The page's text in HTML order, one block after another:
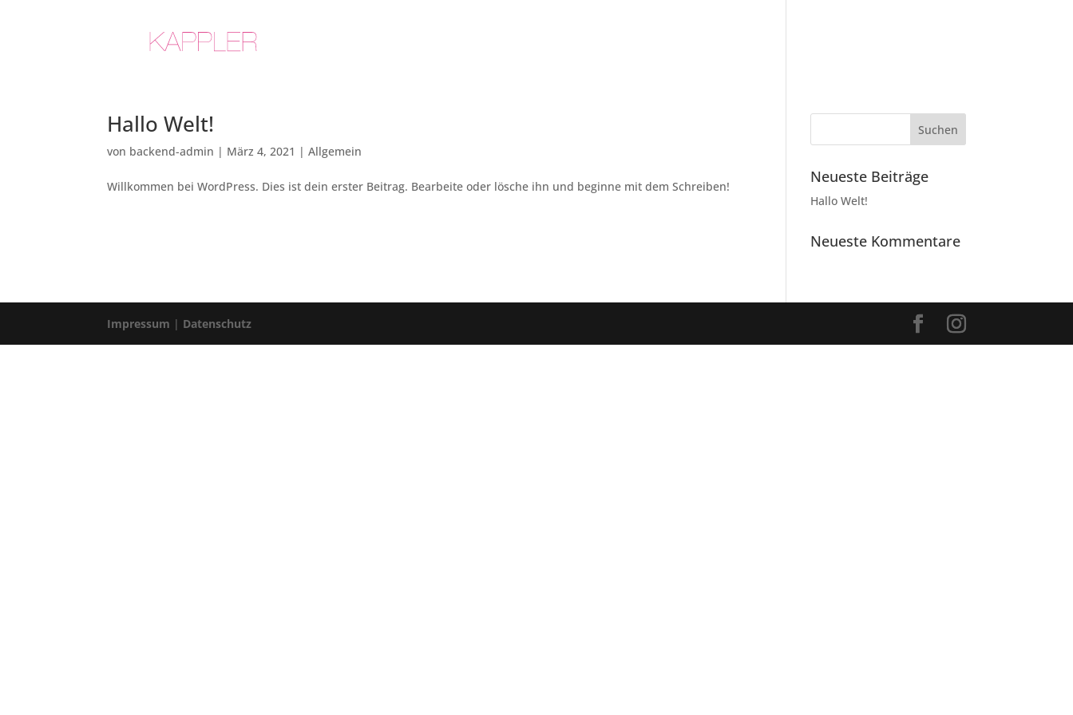
Hallo Welt!
von backend-admin | März 4, 2021 |Allgemein
Willkommen bei WordPress. Dies ist dein erster Beitrag. Bearbeite oder lösche ihn und beginne mit dem Schreiben!
Neueste Beiträge
Hallo Welt!
Neueste Kommentare
Impressum | Datenschutz